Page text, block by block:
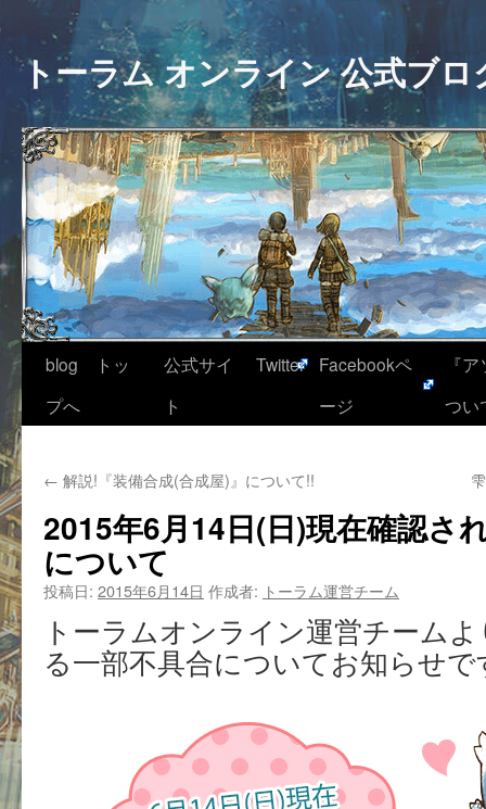
トーラム オンライン 公式ブロ
blog トッ
プへ
公式サイ
ト
Twitter
Facebookペ
ージ
『
つい
← 解説!『装備合成(合成屋)』について!!
2015年6月14日(日)現在確認さ
について
投稿日: 2015年6月14日 作成者: トーラム運営チーム
トーラムオンライン運営チーム
る一部不具合についてお知らせで